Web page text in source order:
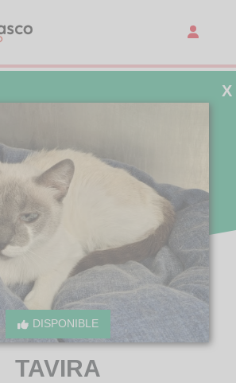
DISPONIBLE
X
TAVIRA